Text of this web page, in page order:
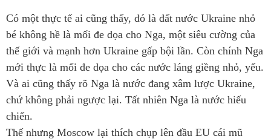
Có một thực tế ai cũng thấy, đó là đất nước Ukraine nhỏ
bé không hề là mối đe dọa cho Nga, một siêu cường của
thế giới và mạnh hơn Ukraine gấp bội lần. Còn chính Nga
mới thực là mối đe dọa cho các nước láng giềng nhỏ, yếu.
Và ai cũng thấy rõ Nga là nước đang xâm lược Ukraine,
chứ không phải ngược lại. Tất nhiên Nga là nước hiếu
chiến.
Thế nhưng Moscow lại thích chụp lên đầu EU cái mũ